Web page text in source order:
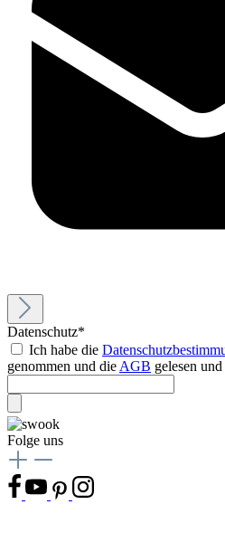
Datenschutz*
Ich habe die
genommen und die AGB gelesen
Folge uns